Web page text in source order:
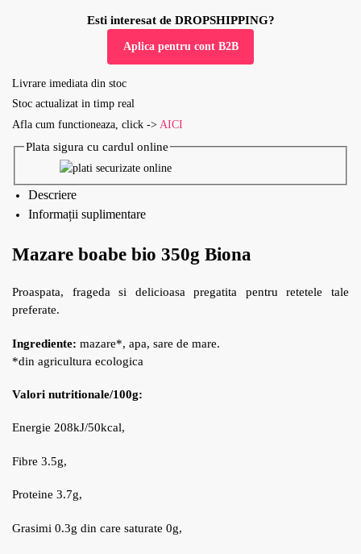
Esti interesat de DROPSHIPPING?
Aplica pentru cont B2B
Livrare imediata din stoc
Stoc actualizat in timp real
Afla cum functioneaza, click -> AICI
Plata sigura cu cardul online
Descriere
Informații suplimentare
Mazare boabe bio 350g Biona
Proaspata, frageda si delicioasa pregatita pentru retetele tale
preferate.
Ingrediente: mazare*, apa, sare de mare.
*din agricultura ecologica
Valori nutritionale/100g:
Energie 208kJ/50kcal,
Fibre 3.5g,
Proteine 3.7g,
Grasimi 0.3g din care saturate 0g,